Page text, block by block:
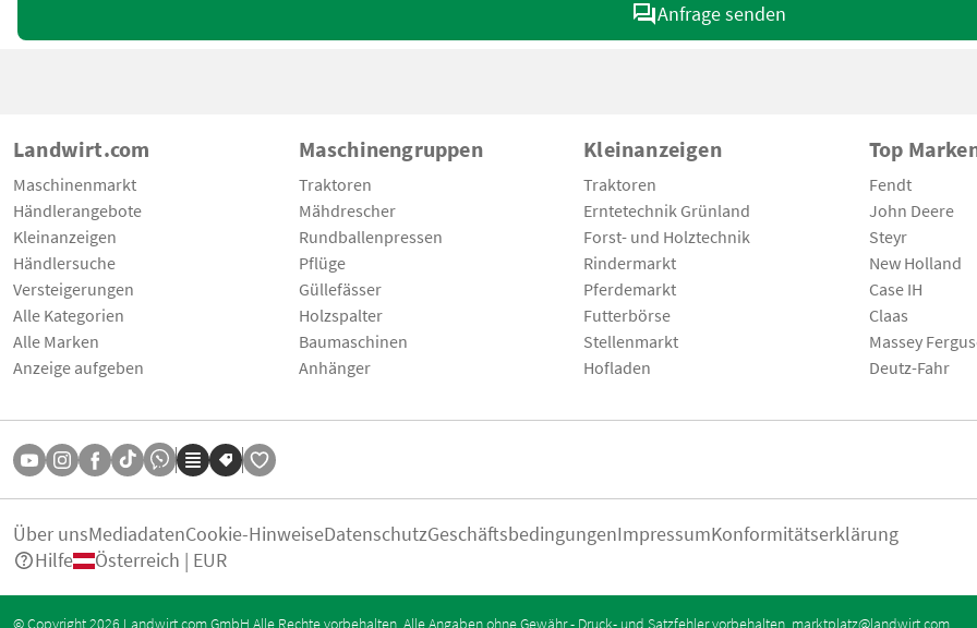
Anfrage senden
Landwirt.com
Maschinenmarkt
Händlerangebote
Kleinanzeigen
Händlersuche
Versteigerungen
Alle Kategorien
Alle Marken
Anzeige aufgeben
Maschinengruppen
Traktoren
Mähdrescher
Rundballenpressen
Pflüge
Güllefässer
Holzspalter
Baumaschinen
Anhänger
Kleinanzeigen
Traktoren
Erntetechnik Grünland
Forst- und Holztechnik
Rindermarkt
Pferdemarkt
Futterbörse
Stellenmarkt
Hofladen
Top
Fendt
John Deere
Steyr
New Holland
Case IH
Claas
Massey
Deutz-Fahr
Über unsMediadatenCookie-HinweiseDatenschutzGeschäftsbedingungenImpressumKonformitätserklärung
Hilfe
Österreich | EUR
© Copyright 2026 Landwirt.com GmbH Alle Rechte vorbehalten. Alle Angaben ohne Gewähr - Druck- und Satzfehler vorbehalten. marktplatz@landwirt.com